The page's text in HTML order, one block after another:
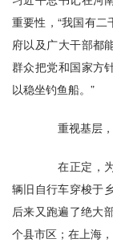
重要性，“我国有
府以及广大干部都
群众把党和国家方
以稳坐钓鱼船。”
重视基层，
在正定，为
辆旧自行车穿梭于
后来又跑遍了绝大
个县市区；在上海